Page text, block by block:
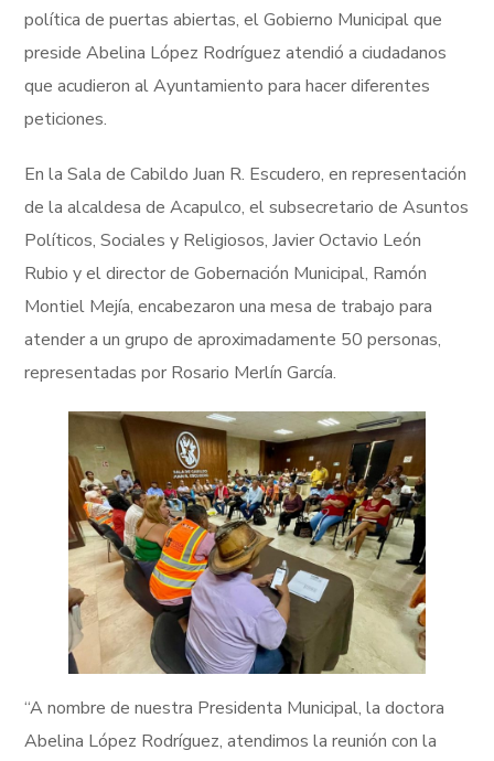
política de puertas abiertas, el Gobierno Municipal que
preside Abelina López Rodríguez atendió a ciudadanos
que acudieron al Ayuntamiento para hacer diferentes
peticiones.
En la Sala de Cabildo Juan R. Escudero, en representación
de la alcaldesa de Acapulco, el subsecretario de Asuntos
Políticos, Sociales y Religiosos, Javier Octavio León
Rubio y el director de Gobernación Municipal, Ramón
Montiel Mejía, encabezaron una mesa de trabajo para
atender a un grupo de aproximadamente 50 personas,
representadas por Rosario Merlín García.
“A nombre de nuestra Presidenta Municipal, la doctora
Abelina López Rodríguez, atendimos la reunión con la